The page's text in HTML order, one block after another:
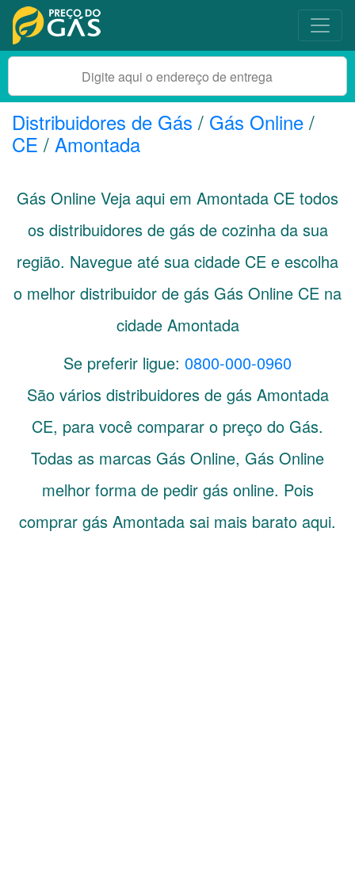
Distribuidores de Gás / Gás Online /
CE / Amontada
Gás Online Veja aqui em Amontada CE todos
os distribuidores de gás de cozinha da sua
região. Navegue até sua cidade CE e escolha
o melhor distribuidor de gás Gás Online CE na
cidade Amontada
Se preferir ligue: 0800-000-0960
São vários distribuidores de gás Amontada
CE, para você comparar o preço do Gás.
Todas as marcas Gás Online, Gás Online
melhor forma de pedir gás online. Pois
comprar gás Amontada sai mais barato aqui.